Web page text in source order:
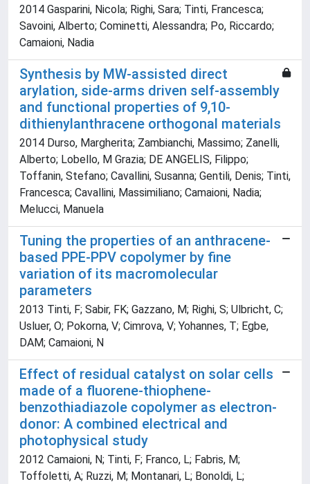
2014 Gasparini, Nicola; Righi, Sara; Tinti, Francesca;
Savoini, Alberto; Cominetti, Alessandra; Po, Riccardo;
Camaioni, Nadia
Synthesis by MW-assisted direct
arylation, side-arms driven self-assembly
and functional properties of 9,10-
dithienylanthracene orthogonal materials
2014 Durso, Margherita; Zambianchi, Massimo; Zanelli,
Alberto; Lobello, M Grazia; DE ANGELIS, Filippo;
Toffanin, Stefano; Cavallini, Susanna; Gentili, Denis; Tinti,
Francesca; Cavallini, Massimiliano; Camaioni, Nadia;
Melucci, Manuela
Tuning the properties of an anthracene-
based PPE-PPV copolymer by fine
variation of its macromolecular
parameters
2013 Tinti, F; Sabir, FK; Gazzano, M; Righi, S; Ulbricht, C;
Usluer, O; Pokorna, V; Cimrova, V; Yohannes, T; Egbe,
DAM; Camaioni, N
Effect of residual catalyst on solar cells
made of a fluorene-thiophene-
benzothiadiazole copolymer as electron-
donor: A combined electrical and
photophysical study
2012 Camaioni, N; Tinti, F; Franco, L; Fabris, M;
Toffoletti, A; Ruzzi, M; Montanari, L; Bonoldi, L;